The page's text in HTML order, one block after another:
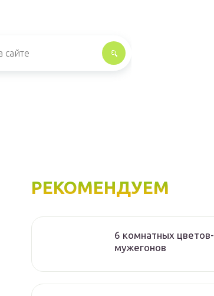
РЕКОМЕНДУЕМ
6 комнатных цветов-
мужегонов